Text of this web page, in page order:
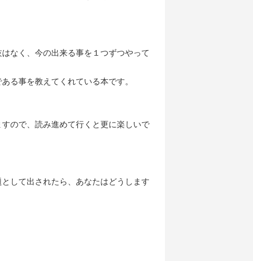
なく、今の出来る事を１つずつやって
る事を教えてくれている本です。
ので、読み進めて行くと更に楽しいで
して出されたら、あなたはどうします